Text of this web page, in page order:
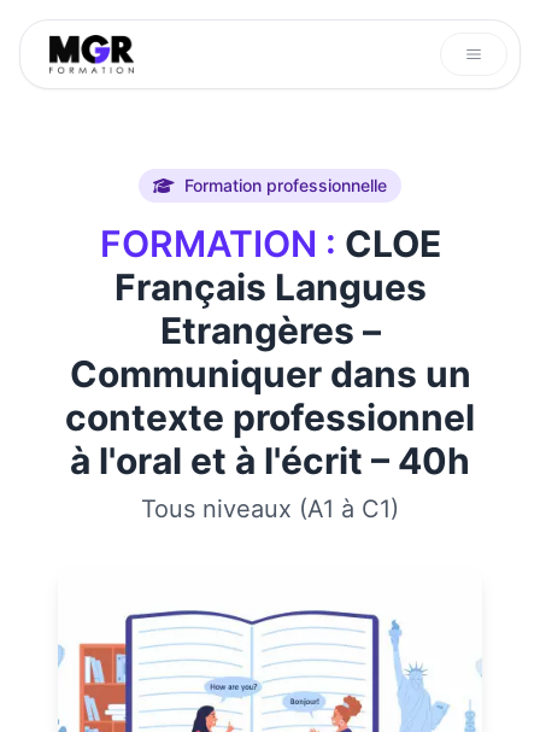
au
contenu
Formation professionnelle
FORMATION : CLOE
Français Langues
Etrangères –
Communiquer dans un
contexte professionnel
à l'oral et à l'écrit – 40h
Tous niveaux (A1 à C1)